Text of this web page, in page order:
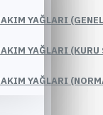
YAĞLARI
YAĞLARI
YAĞLARI